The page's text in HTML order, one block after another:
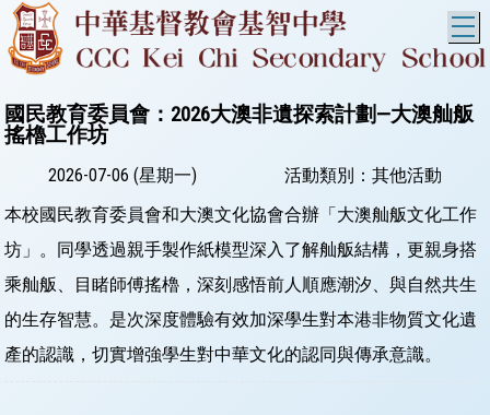
國民教育委員會：2026大澳非遺探索計劃—大澳舢舨
搖櫓工作坊
2026-07-06 (星期一)
活動類別：其他活動
本校國民教育委員會和大澳文化協會合辦「大澳舢舨文化工作
坊」。同學透過親手製作紙模型深入了解舢舨結構，更親身搭
乘舢舨、目睹師傅搖櫓，深刻感悟前人順應潮汐、與自然共生
的生存智慧。是次深度體驗有效加深學生對本港非物質文化遺
產的認識，切實增強學生對中華文化的認同與傳承意識。